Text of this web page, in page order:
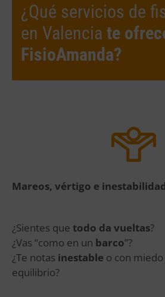
¿Qué servicios de
en Valencia te
FisioAmanda?
Mareos, vértigo e inestabilidad
¿Sientes que todo da vueltas?
¿Vas “como en un barco”?
¿Te notas inestable o con
equilibrio?